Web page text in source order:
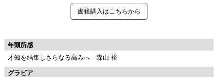
書籍購入はこちらから
年頭所感
才知を結集しさらなる高みへ 森山 裕
グラビア